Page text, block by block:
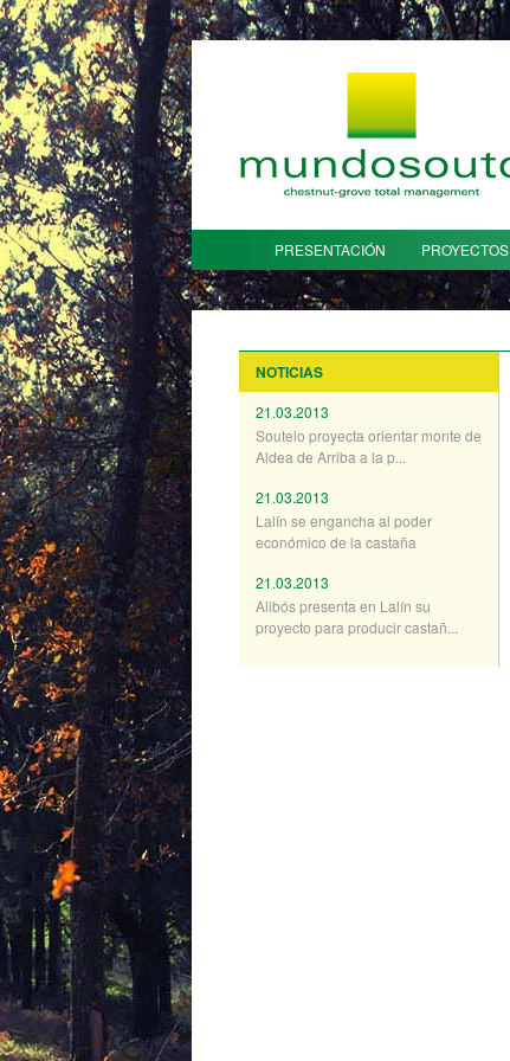
PRESENTACIÓN PROYECTOS
NOTICIAS
21.03.2013
Soutelo proyecta orientar monte de
Aldea de Arriba a la p...
21.03.2013
Lalín se engancha al poder
económico de la castaña
21.03.2013
Alibós presenta en Lalín su
proyecto para producir castañ...